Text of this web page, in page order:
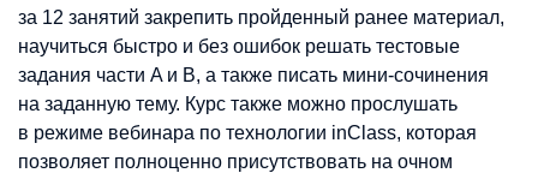
за 12 занятий закрепить пройденный ранее материал,
научиться быстро и без ошибок решать тестовые
задания части A и B, а также писать мини-сочинения
на заданную тему. Курс также можно прослушать
в режиме вебинара по технологии inClass, которая
позволяет полноценно присутствовать на очном